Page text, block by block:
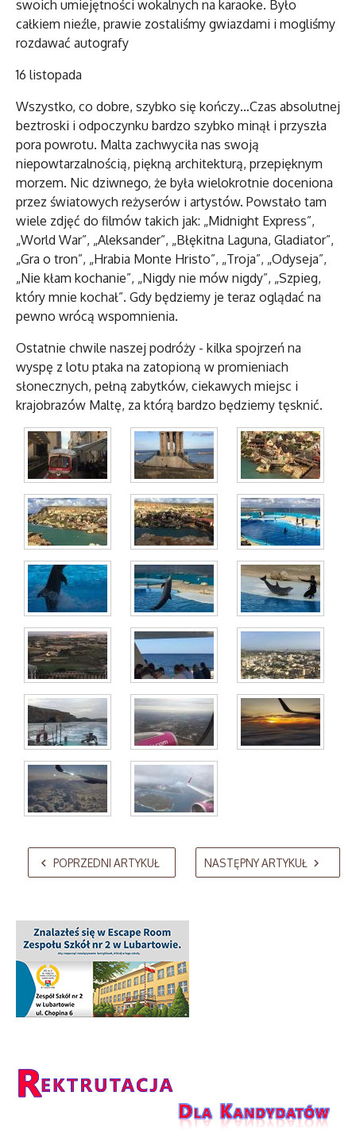
swoich umiejętności wokalnych na karaoke. Było
całkiem nieźle, prawie zostaliśmy gwiazdami i mogliśmy
rozdawać autografy
16 listopada
Wszystko, co dobre, szybko się kończy…Czas absolutnej
beztroski i odpoczynku bardzo szybko minął i przyszła
pora powrotu. Malta zachwyciła nas swoją
niepowtarzalnością, piękną architekturą, przepięknym
morzem. Nic dziwnego, że była wielokrotnie doceniona
przez światowych reżyserów i artystów. Powstało tam
wiele zdjęć do filmów takich jak: „Midnight Express”,
„World War”, „Aleksander”, „Błękitna Laguna, Gladiator”,
„Gra o tron”, „Hrabia Monte Hristo”, „Troja”, „Odyseja”,
„Nie kłam kochanie”, „Nigdy nie mów nigdy”, „Szpieg,
który mnie kochał”. Gdy będziemy je teraz oglądać na
pewno wrócą wspomnienia.
Ostatnie chwile naszej podróży - kilka spojrzeń na
wyspę z lotu ptaka na zatopioną w promieniach
słonecznych, pełną zabytków, ciekawych miejsc i
krajobrazów Maltę, za którą bardzo będziemy tęsknić.
AdmirorGallery 5.2.0, author/sVasiljevski Kekeljevic.
POPRZEDNI ARTYKUŁ NASTĘPNY ARTYKUŁ